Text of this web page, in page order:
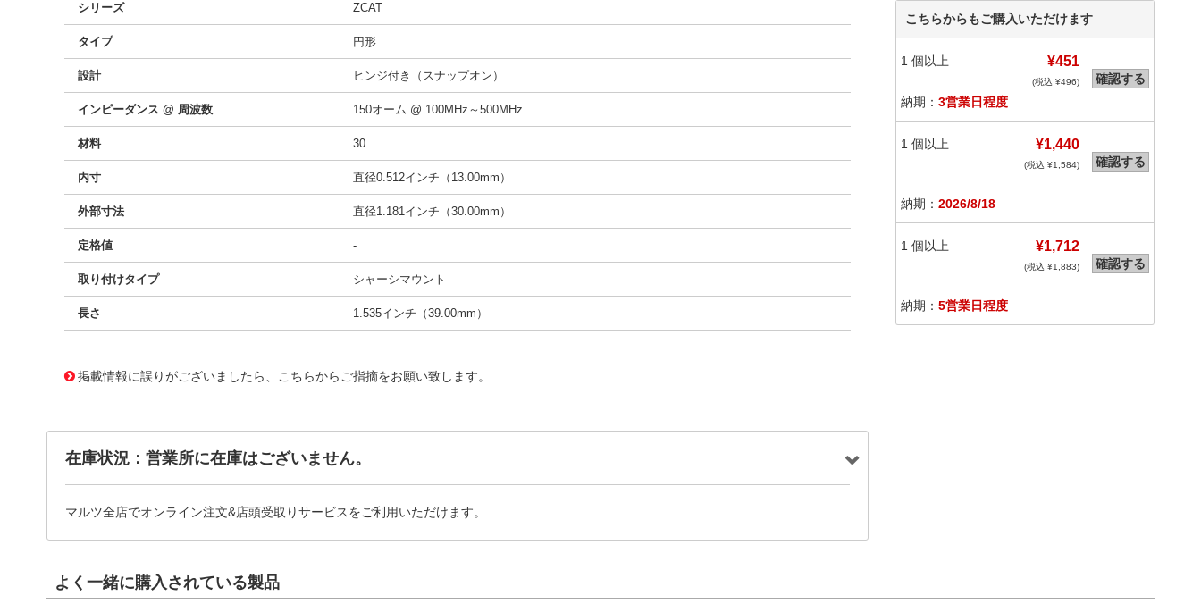
こちらからもご購入いただけます
1 個以上 ¥451
(税込 ¥496)
納期： 3営業日程度
確認する
1 個以上 ¥1,440
(税込 ¥1,584)
納期： 2026/8/18
確認する
1 個以上 ¥1,712
(税込 ¥1,883)
納期： 5営業日程度
確認する
シリーズ ZCAT
タイプ 円形
設計 ヒンジ付き（スナップオン）
インピーダンス @ 周波数 150オーム @ 100MHz～500MHz
材料 30
内寸 直径0.512インチ（13.00mm）
外部寸法 直径1.181インチ（30.00mm）
定格値 -
取り付けタイプ シャーシマウント
長さ 1.535インチ（39.00mm）
掲載情報に誤りがございましたら、こちらからご指摘をお願い致します。
在庫状況：営業所に在庫はございません。
マルツ全店でオンライン注文&店頭受取りサービスをご利用いただけます。
よく一緒に購入されている製品